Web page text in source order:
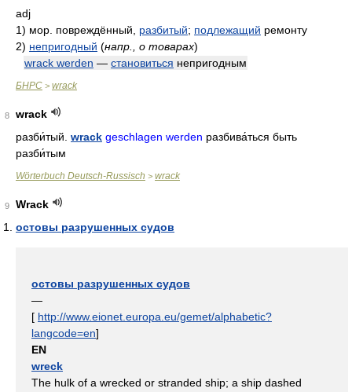
adj
1) мор. повреждённый, разбитый; подлежащий ремонту
2) непригодный (напр., о товарах)
wrack werden — становиться непригодным
БНРС > wrack
8
wrack
разби́тый wrack geschlagen werden разбива́ться быть
разби́тым
Wörterbuch Deutsch-Russisch > wrack
9
Wrack
остовы разрушенных судов
остовы разрушенных судов
—
[ http://www.eionet.europa.eu/gemet/alphabetic?
langcode=en]
EN
wreck
The hulk of a wrecked or stranded ship; a ship dashed